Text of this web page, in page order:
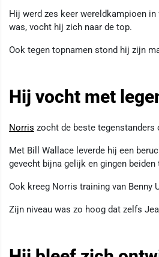
Hij werd zes keer wereldkampioen
was, vocht hij zich naar de top.
Ook tegen topnamen stond hij zijn
Hij vocht met
Norris zocht de beste
Met Bill Wallace leverde hij een
gevecht bijna gelijk en gingen
Ook kreeg Norris training van Benny
Zijn niveau was zo hoog dat zelfs